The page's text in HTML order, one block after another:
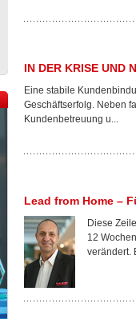
IN DER KRISE UND
Eine stabile
Geschäftserfolg. Neben
Kundenbetreuung u...
Lead from Home –
Diese
12
verändert.